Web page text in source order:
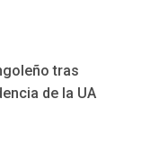
tras
de la UA
dicen que